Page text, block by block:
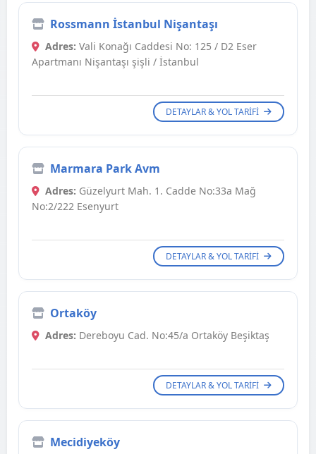
Rossmann İstanbul Nişantaşı
Adres: Vali Konağı Caddesi No: 125 / D2 Eser
Apartmanı Nişantaşı şişli / İstanbul
DETAYLAR & YOL TARIFI
Marmara Park Avm
Adres: Güzelyurt Mah. 1. Cadde No:33a Mağ
No:2/222 Esenyurt
DETAYLAR & YOL TARIFI
Ortaköy
Adres: Dereboyu Cad. No:45/a Ortaköy Beşiktaş
DETAYLAR & YOL TARIFI
Mecidiyeköy